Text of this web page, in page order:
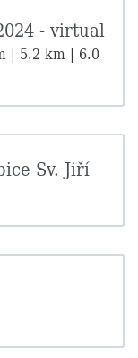
- virtual
| 5.2 km | 6.0
Sv. Jiří